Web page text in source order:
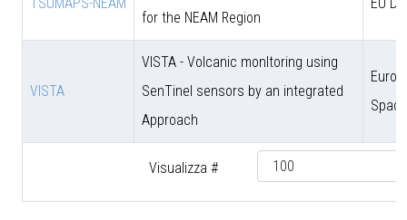
Visualizza #
for the NEAM Region
VISTA
VISTA - Volcanic monItoring using
SenTinel sensors by an integrated
Approach